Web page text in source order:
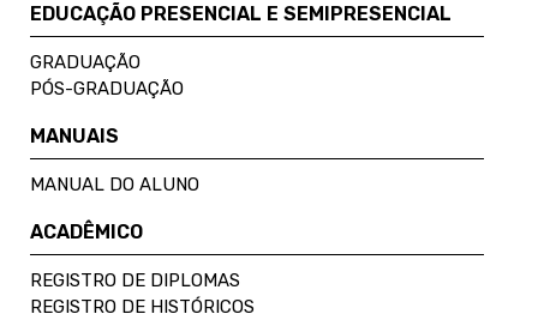
EDUCAÇÃO PRESENCIAL E SEMIPRESENCIAL
GRADUAÇÃO
PÓS-GRADUAÇÃO
MANUAIS
MANUAL DO ALUNO
ACADÊMICO
REGISTRO DE DIPLOMAS
REGISTRO DE HISTÓRICOS